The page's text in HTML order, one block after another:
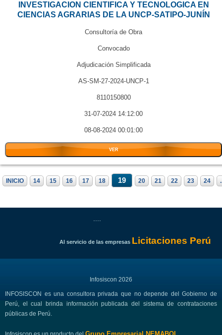
INVESTIGACION CIENTIFICA Y TECNOLOGICA EN
CIENCIAS AGRARIAS DE LA UNCP-SATIPO-JUNÍN
Consultoría de Obra
Convocado
Adjudicación Simplificada
AS-SM-27-2024-UNCP-1
8110150800
31-07-2024 14:12:00
08-08-2024 00:01:00
VER
INICIO 14 15 16 17 18 19 20 21 22 23 24
Al servicio de las empresas Licitaciones Perú
Infosiscon 2026
INFOSISCON es una consultora privada que no depende del Gobierno de
Perú, el cual brinda información publicada del sistema de contrataciones
públicas de Perú.